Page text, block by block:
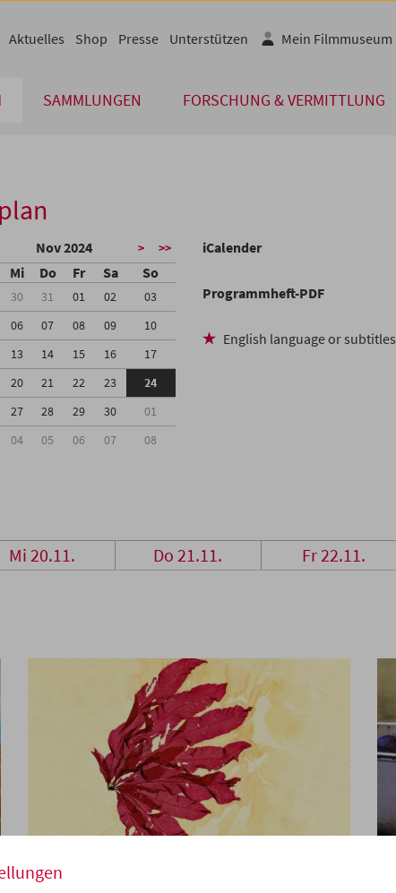
SAMMLUNGEN FORSCHUNG & VERMITTLUNG
Aktuelles Shop Presse Unterstützen Mein Filmmuseum
Nov 2024 > >>
Mi Do Fr Sa So
30 31 01 02
03
06 07 08 09
10
13 14 15 16
17
20 21 22 23
24
27 28 29 30
01
04 05 06 07 08
iCalender
Programmheft-PDF
English language or subtitles
Mi 20.11. Do 21.11. Fr 22.11.